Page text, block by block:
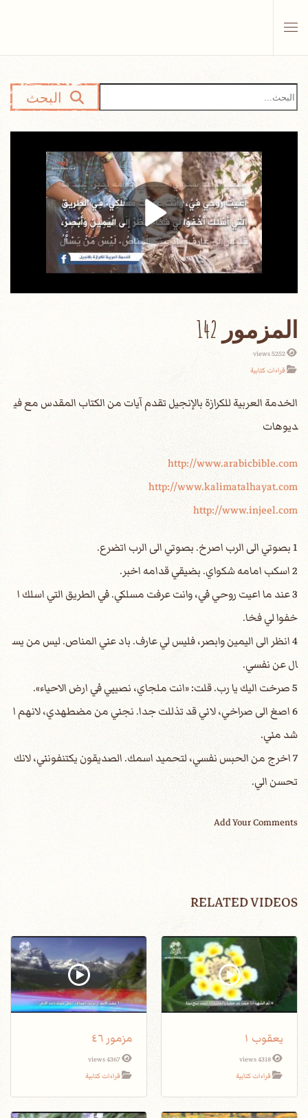
البحث
المزمور 142
5252 views
قراءات كتابية
الخدمة العربية للكرازة بالإنجيل تقدم آيات من الكتاب المقدس مع في
ديوهات
http://www.arabicbible.com
http://www.kalimatalhayat.com
http://www.injeel.com
1 بصوتي الى الرب اصرخ. بصوتي الى الرب اتضرع.
2 اسكب امامه شكواي. بضيقي قدامه اخبر.
3 عند ما اعيت روحي في، وانت عرفت مسلكي. في الطريق التي اسلك ا
خفوا لي فخا.
4 انظر الى اليمين وابصر، فليس لي عارف. باد عني المناص. ليس من يس
ال عن نفسي.
5 صرخت اليك يا رب. قلت: «انت ملجاي، نصيبي في ارض الاحياء».
6 اصغ الى صراخي، لاني قد تذللت جدا. نجني من مضطهدي، لانهم ا
شد مني.
7 اخرج من الحبس نفسي، لتحميد اسمك. الصديقون يكتنفونني، لانك
تحسن الي.
Add Your Comments
RELATED VIDEOS
يعقوب ١
4318 views
قراءات كتابية
مزمور ٤٦
4367 views
قراءات كتابية